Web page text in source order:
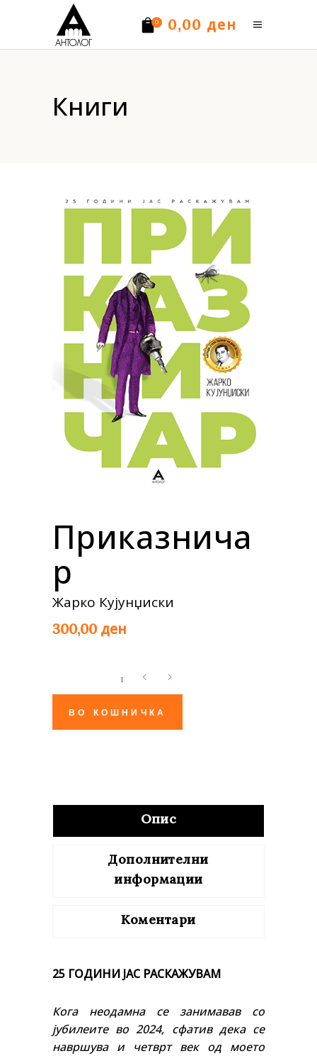
0 0,00 ден
Книги
Приказнича
р
Жарко Кујунџиски
300,00 ден
ВО КОШНИЧКА
Опис
Дополнителни
информации
Коментари
25 ГОДИНИ ЈАС РАСКАЖУВАМ
Кога неодамна се занимавав со
јубилеите во 2024, сфатив дека се
навршува и четврт век од моето